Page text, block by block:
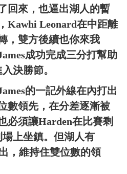
回來，也逼出湖人的暫
Kawhi Leonard在中距離
，雙方後續也你來我
成功完成三分打幫助
決勝節。
的一記外線在內打出
數領先，在分差逐漸被
必須讓Harden在比賽剩
上坐鎮。但湖人有
，維持住雙位數的領